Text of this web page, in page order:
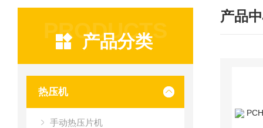
PRODUCTS
产品分类
热压机
手动热压片机
产品